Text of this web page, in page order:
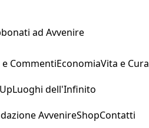
ad Avvenire
e CommentiEconomiaVita e Cura
Luoghi dell'Infinito
AvvenireShopContatti